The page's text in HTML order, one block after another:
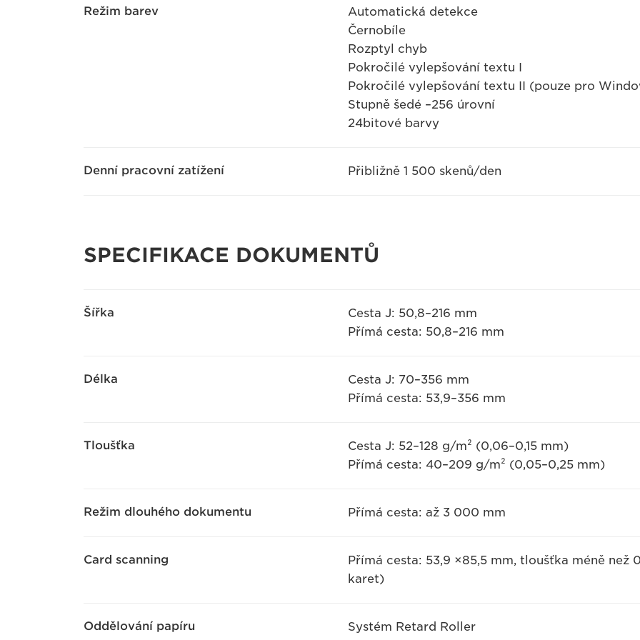
Režim barev
Automatická detekce
Černobíle
Rozptyl chyb
Pokročilé vylepšování textu I
Pokročilé vylepšování textu II (pouze pro
Stupně šedé –256 úrovní
24bitové barvy
Denní pracovní zatížení Přibližně 1 500 skenů/den
SPECIFIKACE DOKUMENTŮ
Šířka
Cesta J: 50,8–216 mm
Přímá cesta: 50,8–216 mm
Délka
Cesta J: 70–356 mm
Přímá cesta: 53,9–356 mm
Tloušťka
Cesta J: 52–128 g/m² (0,06–0,15 mm)
Přímá cesta: 40–209 g/m² (0,05–0,25 mm)
Režim dlouhého dokumentu Přímá cesta: až 3 000 mm
Card scanning
Přímá cesta: 53,9 ×85,5 mm, tloušťka méně než
karet)
Oddělování papíru Systém Retard Roller